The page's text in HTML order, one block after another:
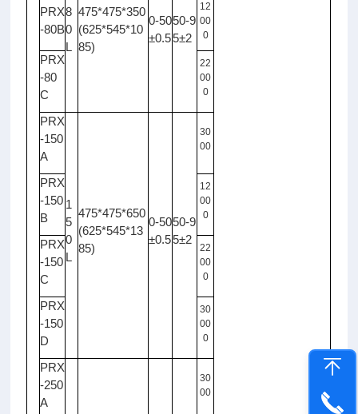
8
0
L
475*475*350
(625*545*10
85)
0-50
±0.5
50-9
5±2
PRX
-80B
12
00
0
PRX
-80
C
22
00
0
PRX
-150
A
1
5
0
L
475*475*650
(625*545*13
85)
0-50
±0.5
50-9
5±2
30
00
PRX
-150
B
12
00
0
PRX
-150
C
22
00
0
PRX
-150
D
30
00
0
PRX
-250
A
30
00